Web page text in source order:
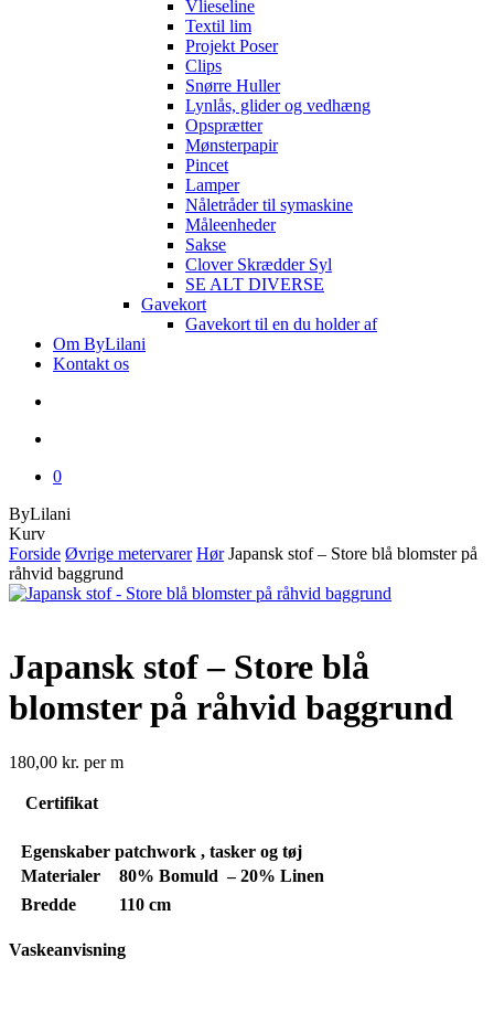
Vlieseline
Textil lim
Projekt Poser
Clips
Snørre Huller
Lynlås, glider og vedhæng
Opsprætter
Mønsterpapir
Pincet
Lamper
Nåletråder til symaskine
Måleenheder
Sakse
Clover Skrædder Syl
SE ALT DIVERSE
Gavekort
Gavekort til en du holder af
Om ByLilani
Kontakt os
0
ByLilani
KurvClose
Cart
Forside Øvrige metervarer Hør Japansk stof – Store blå blomster på
råhvid baggrund
Japansk stof – Store blå
blomster på råhvid baggrund
180,00 kr. per m
Certifikat
Egenskaber patchwork , tasker og tøj
Materialer
80% Bomuld – 20% Linen
Bredde
110 cm
Vaskeanvisning